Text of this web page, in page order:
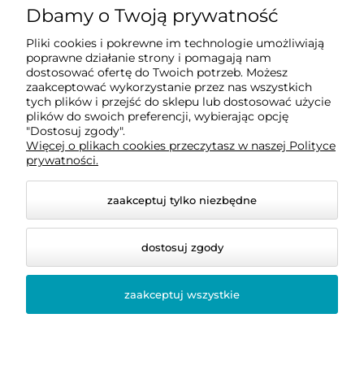
Najczęściej zadawane pytania
(FAQ)
Czym różni się pościel 200x220 od
220x200?
Czy pościel 200x220 jest dobra dla par?
Jak dobrać odpowiedni rozmiar
pościeli?
Dbamy o Twoją prywatność
Pliki cookies i pokrewne im technologie umożliwiają
poprawne działanie strony i pomagają nam
dostosować ofertę do Twoich potrzeb. Możesz
zaakceptować wykorzystanie przez nas wszystkich
tych plików i przejść do sklepu lub dostosować użycie
plików do swoich preferencji, wybierając opcję
"Dostosuj zgody".
Więcej o plikach cookies przeczytasz w naszej Polityce
prywatności.
zaakceptuj tylko niezbędne
dostosuj zgody
zaakceptuj wszystkie